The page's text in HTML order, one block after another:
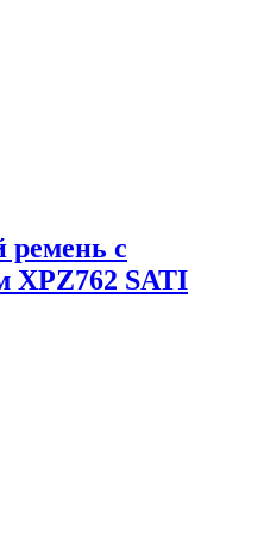
ремень с
XPZ762 SATI